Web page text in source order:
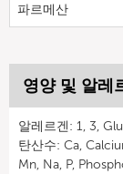
파르메산
영양 및 알레
알레르겐: 1, 3,
탄산수: Ca,
Mn, Na, P,